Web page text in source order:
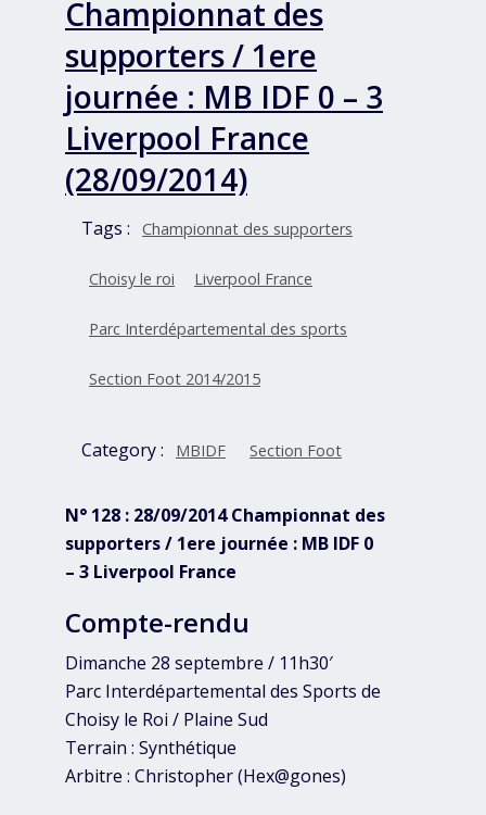
Championnat des
supporters / 1ere
journée : MB IDF 0 – 3
Liverpool France
(28/09/2014)
Tags : Championnat des supporters
Choisy le roi Liverpool France
Parc Interdépartemental des sports
Section Foot 2014/2015
Category : MBIDF Section Foot
N° 128 : 28/09/2014 Championnat des
supporters / 1ere journée : MB IDF 0
– 3 Liverpool France
Compte-rendu
Dimanche 28 septembre / 11h30′
Parc Interdépartemental des Sports de
Choisy le Roi / Plaine Sud
Terrain : Synthétique
Arbitre : Christopher (Hex@gones)